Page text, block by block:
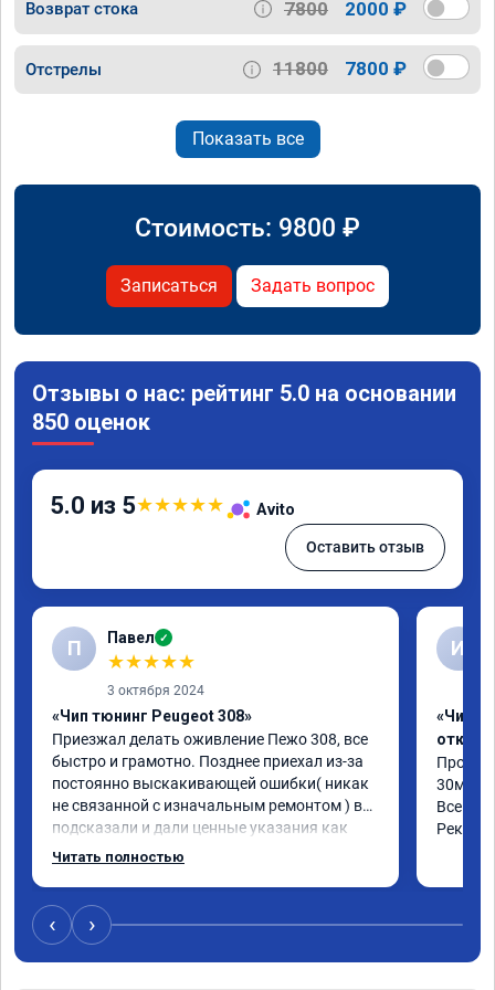
Возврат стока 7800 2000 ₽
Отстрелы 11800 7800 ₽
Показать все
Стоимость: 9800 ₽
Записаться Задать вопрос
Отзывы о нас: рейтинг 5.0 на основании
850 оценок
5.0 из 5★★★★★ Avito
Оставить отзыв
П Павел ✓
★★★★★
3 октября 2024
«Чип тюнинг Peugeot 308»
Приезжал делать оживление Пежо 308, все
быстро и грамотно. Позднее приехал из-за
постоянно выскакивающей ошибки( никак
не связанной с изначальным ремонтом ) все
подсказали и дали ценные указания как
поступить. Категорически рекомендую
Читать полностью
И
«Чип
Прошил
30мин.
Все
‹ ›